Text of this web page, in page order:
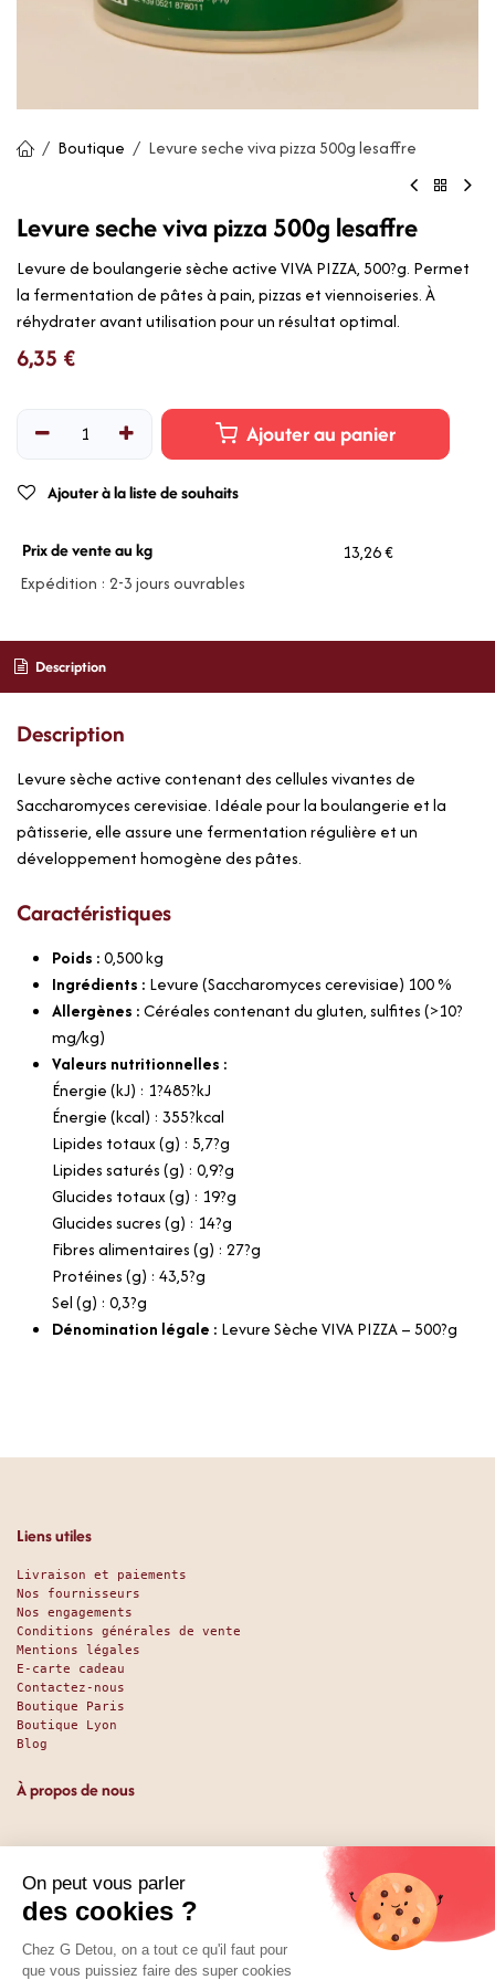
Boutique Levure seche viva pizza 500g lesaffre
Levure seche viva pizza 500g lesaffre
Levure de boulangerie sèche active VIVA PIZZA, 500?g. Permet
la fermentation de pâtes à pain, pizzas et viennoiseries. À
réhydrater avant utilisation pour un résultat optimal.
6,35 €
Ajouter au panier
Ajouter à la liste de souhaits
Prix de vente au kg
13,26 €
Expédition : 2-3 jours ouvrables
Description
Description
Levure sèche active contenant des cellules vivantes de
Saccharomyces cerevisiae. Idéale pour la boulangerie et la
pâtisserie, elle assure une fermentation régulière et un
développement homogène des pâtes.
Caractéristiques
Poids :0,500kg
Ingrédients : Levure (Saccharomyces cerevisiae) 100 %
Allergènes :Céréales contenant du gluten, sulfites (>10?
mg/kg)
Valeurs nutritionnelles :
Énergie (kJ) : 1?485?kJ
Énergie (kcal) : 355?kcal
Lipides totaux (g) : 5,7?g
Lipides saturés (g) : 0,9?g
Glucides totaux (g) : 19?g
Glucides sucres (g) : 14?g
Fibres alimentaires (g) : 27?g
Protéines (g) : 43,5?g
Sel (g) : 0,3?g
Dénomination légale : Levure Sèche VIVA PIZZA – 500?g
Liens utiles
Livraison et paiements
Nos fournisseurs
Nos engagements
Conditions générales de vente
Mentions légales
E-carte cadeau
Contactez-nous
Boutique Paris
Boutique Lyon
Blog
À propos de nous
Depuis 1951, nous accueillons les gourmands et les gourmets
en leur promettant des produits de qualité au meilleur
prix. Que vous soyez des pros ou des particuliers, que vous
cherchiez du sucré ou du salé, nous avons sans doute ce
qu’il vous faut. Et même des choses que vous ne soupçonniez
pas. La boutique existe depuis 1951, la vente en ligne